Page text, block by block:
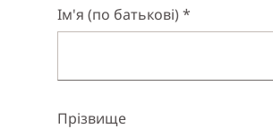
Ім'я (по батькові) *
Прізвище